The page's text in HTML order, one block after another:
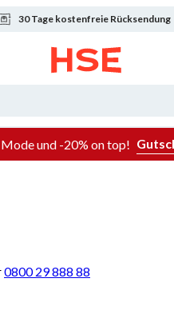
30 Tage kostenfreie Rücksendung
und -20% on top!
0800 29 888 88